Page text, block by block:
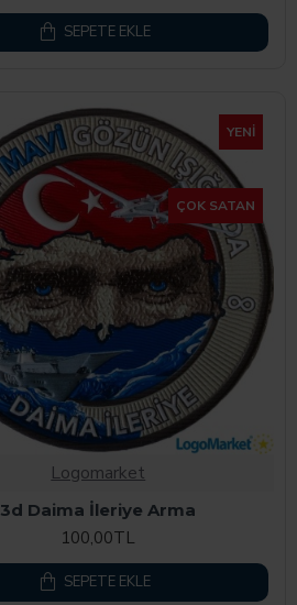
SEPETE EKLE
YENI
ÇOK SATAN
Logomarket
3d Daima İleriye Arma
100,00TL
SEPETE EKLE